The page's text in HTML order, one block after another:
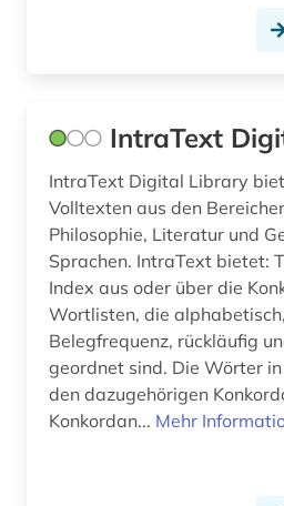
lexikon (3)
literatur (4)
literaturwissenschaft (36)
lusitanistik (27)
madrid (1)
medienwissenschaft (20)
IntraText
IntraText Digital Library
Volltexten aus den
Philosophie, Literatur und
Sprachen. IntraText bietet: Text, den man vom
Index aus oder über die Konkordanzen erreicht
Wortlisten, die
Belegfrequenz, rückläufig
geordnet sind. Die Wörter
den dazugehörigen
Konkordan... Mehr